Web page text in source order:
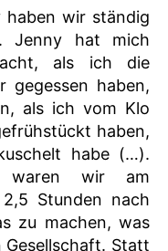
haben wir ständig
Jenny hat mich
als ich die
gegessen haben,
als ich vom Klo
haben,
habe (…).
waren wir am
Stunden nach
zu machen, was
Gesellschaft. Statt